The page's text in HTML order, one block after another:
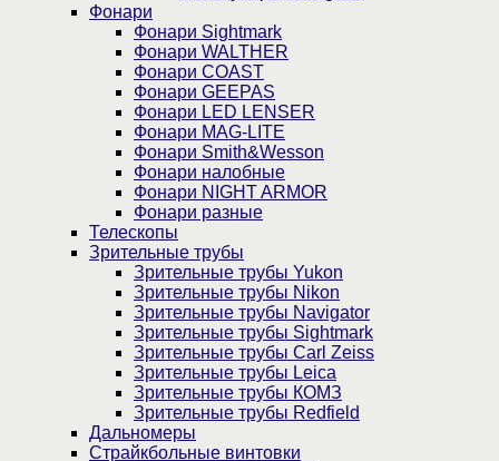
Фонари
Фонари Sightmark
Фонари WALTHER
Фонари COAST
Фонари GEEPAS
Фонари LED LENSER
Фонари MAG-LITE
Фонари Smith&Wesson
Фонари налобные
Фонари NIGHT ARMOR
Фонари разные
Телескопы
Зрительные трубы
Зрительные трубы Yukon
Зрительные трубы Nikon
Зрительные трубы Navigator
Зрительные трубы Sightmark
Зрительные трубы Carl Zeiss
Зрительные трубы Leica
Зрительные трубы КОМЗ
Зрительные трубы Redfield
Дальномеры
Страйкбольные винтовки